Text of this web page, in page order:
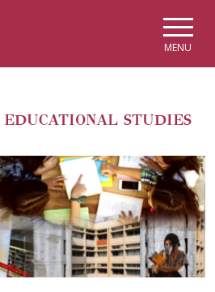
MENU
STUDIES